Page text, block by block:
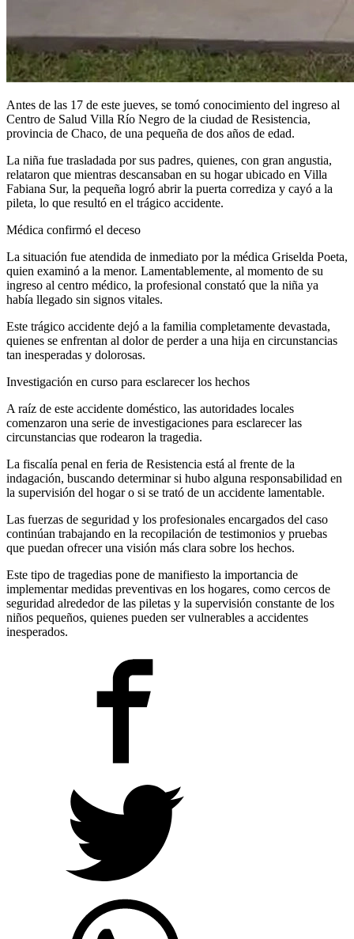
Antes de las 17 de este jueves, se tomó conocimiento del ingreso al
Centro de Salud Villa Río Negro de la ciudad de Resistencia,
provincia de Chaco, de una pequeña de dos años de edad.
La niña fue trasladada por sus padres, quienes, con gran angustia,
relataron que mientras descansaban en su hogar ubicado en Villa
Fabiana Sur, la pequeña logró abrir la puerta corrediza y cayó a la
pileta, lo que resultó en el trágico accidente.
Médica confirmó el deceso
La situación fue atendida de inmediato por la médica Griselda Poeta,
quien examinó a la menor. Lamentablemente, al momento de su
ingreso al centro médico, la profesional constató que la niña ya
había llegado sin signos vitales.
Este trágico accidente dejó a la familia completamente devastada,
quienes se enfrentan al dolor de perder a una hija en circunstancias
tan inesperadas y dolorosas.
Investigación en curso para esclarecer los hechos
A raíz de este accidente doméstico, las autoridades locales
comenzaron una serie de investigaciones para esclarecer las
circunstancias que rodearon la tragedia.
La fiscalía penal en feria de Resistencia está al frente de la
indagación, buscando determinar si hubo alguna responsabilidad en
la supervisión del hogar o si se trató de un accidente lamentable.
Las fuerzas de seguridad y los profesionales encargados del caso
continúan trabajando en la recopilación de testimonios y pruebas
que puedan ofrecer una visión más clara sobre los hechos.
Este tipo de tragedias pone de manifiesto la importancia de
implementar medidas preventivas en los hogares, como cercos de
seguridad alrededor de las piletas y la supervisión constante de los
niños pequeños, quienes pueden ser vulnerables a accidentes
inesperados.